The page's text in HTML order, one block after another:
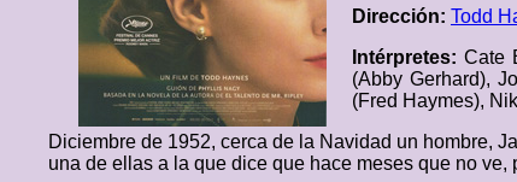
Dirección: Todd
Intérpretes:Cate
(Abby Gerhard),
(Fred Haymes),
Diciembre de 1952, cerca de la Navidad un hombre,
una de ellas a la que dice que hace meses que no